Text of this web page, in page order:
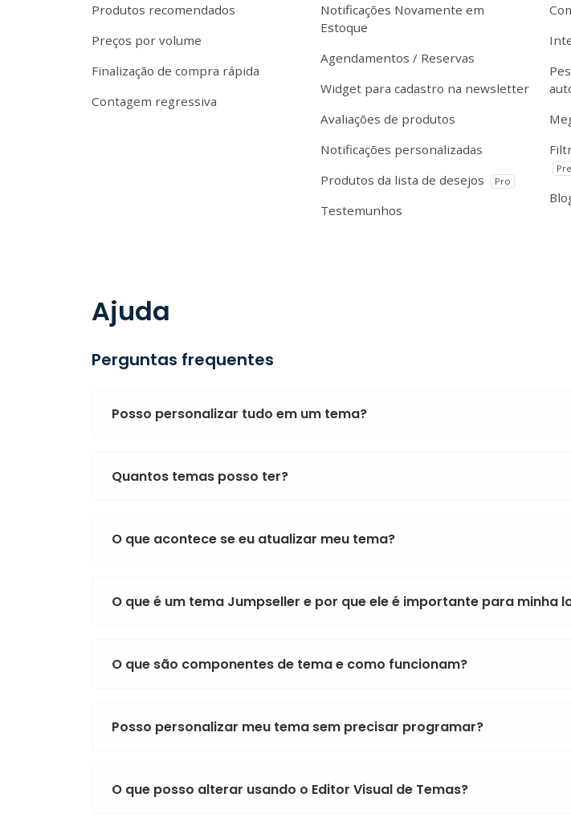
Produtos recomendados
Preços por volume
Finalização de compra rápida
Contagem regressiva
Notificações Novamente em
Estoque
Agendamentos / Reservas
Widget para cadastro na newsletter
Avaliações de produtos
Notificações personalizadas
Produtos da lista de desejos
Pro
Testemunhos
Ajuda
Perguntas frequentes
Posso personalizar tudo em um tema?
Quantos temas posso ter?
O que acontece se eu atualizar meu tema?
O que é um tema Jumpseller e por que ele é importante para minha
O que são componentes de tema e como funcionam?
Posso personalizar meu tema sem precisar programar?
O que posso alterar usando o Editor Visual de Temas?